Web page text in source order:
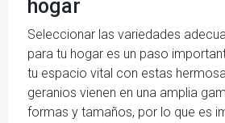
hogar
Seleccionar las variedades
para tu hogar es un paso
tu espacio vital con estas
geranios vienen en una amplia
formas y tamaños, por lo que es